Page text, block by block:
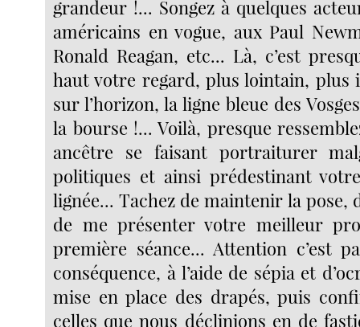
grandeur !... Songez à quelques
américains en vogue, aux Paul
Ronald Reagan, etc... Là, c’est
haut votre regard, plus lointain, plus
sur l’horizon, la ligne bleue des
la bourse !... Voilà, presque
ancêtre se faisant portraiturer
politiques et ainsi prédestinant
lignée... Tachez de maintenir la pose,
de me présenter votre meilleur
première séance... Attention c’est
conséquence, à l’aide de sépia et
mise en place des drapés, puis
celles que nous déclinions en de